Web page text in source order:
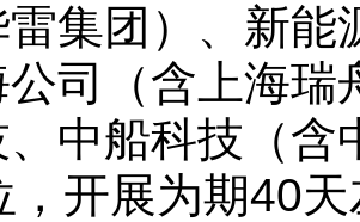
雷集团）、新
公司（含上海
中船科技（
，开展为期40